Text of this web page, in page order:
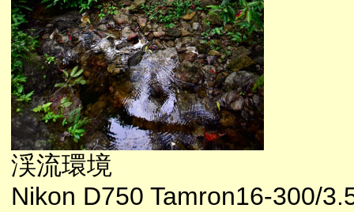
渓流環境
Nikon D750 Tamron16-300/